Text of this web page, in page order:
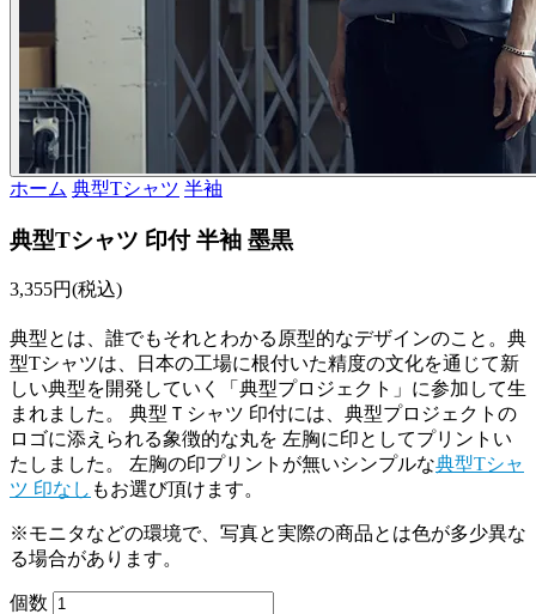
ホーム 典型Tシャツ 半袖
典型Tシャツ 印付 半袖 墨黒
3,355円(税込)
典型とは、誰でもそれとわかる原型的なデザインのこと。典
型Tシャツは、日本の工場に根付いた精度の文化を通じて新
しい典型を開発していく「典型プロジェクト」に参加して生
まれました。 典型Ｔシャツ 印付には、典型プロジェクトの
ロゴに添えられる象徴的な丸を 左胸に印としてプリントい
たしました。 左胸の印プリントが無いシンプルな典型Tシャ
ツ 印なし もお選び頂けます。
※モニタなどの環境で、写真と実際の商品とは色が多少異な
る場合があります。
個数